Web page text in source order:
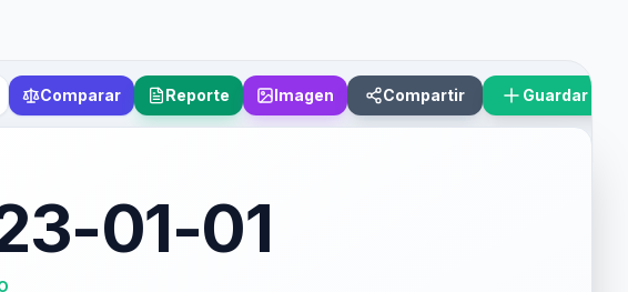
Comparar Reporte Imagen Compartir Guardar
01-01